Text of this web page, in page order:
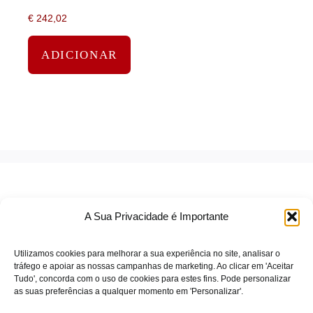
A Sua Privacidade é Importante
Utilizamos cookies para melhorar a sua experiência no site, analisar o
tráfego e apoiar as nossas campanhas de marketing. Ao clicar em 'Aceitar
Tudo', concorda com o uso de cookies para estes fins. Pode personalizar
as suas preferências a qualquer momento em 'Personalizar'.
€ 242,02
ADICIONAR
TERMOS DE SERVIÇO